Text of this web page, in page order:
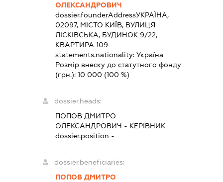
ОЛЕКСАНДРОВИЧ
dossier.founderAddressУКРАЇНА,
02097, МІСТО КИЇВ, ВУЛИЦЯ
ЛІСКІВСЬКА, БУДИНОК 9/22,
КВАРТИРА 109
statements.nationality: Україна
Розмір внеску до статутного фонду
(грн.): 10 000 (100 %)
dossier.heads:
ПОПОВ ДМИТРО
ОЛЕКСАНДРОВИЧ - КЕРІВНИК
dossier.position -
dossier.beneficiaries:
ПОПОВ ДМИТРО